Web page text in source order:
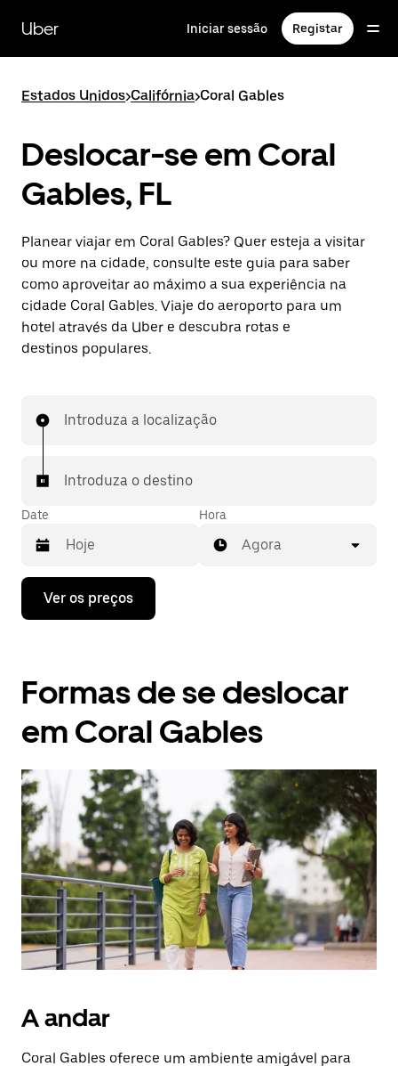
para
conteúdo
Uber Iniciar sessão Registar
Estados Unidos>Califórnia>Coral Gables
Deslocar-se em Coral
Gables, FL
Planear viajar em Coral Gables? Quer esteja a visitar
ou more na cidade, consulte este guia para saber
como aproveitar ao máximo a sua experiência na
cidade Coral Gables. Viaje do aeroporto para um
hotel através da Uber e descubra rotas e
destinos populares.
Introduza a localização
Introduza o destino
Date
Prima
tecla
interagir
com
calendário
uma
data.
Prima
o
botão
Esc
para
fechar
o
calendário.
Hora
Agora
Ver os preços
Formas de se deslocar
em Coral Gables
A andar
Coral Gables oferece um ambiente amigável para